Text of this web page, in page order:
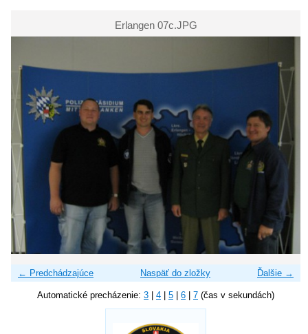
Erlangen 07c.JPG
← Predchádzajúce Ďalšie →
Naspäť do zložky
Automatické precházenie: 3 4 5 6 7 (čas v sekundách)